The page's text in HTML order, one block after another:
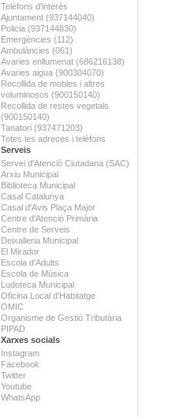
Telèfons d'interès
Ajuntament (937144040)
Policia (937144830)
Emergències (112)
Ambulàncies (061)
Avaries enllumenat (686216138)
Avaries aigua (900304070)
Recollida de mobles i altres
voluminosos (900150140)
Recollida de restes vegetals
(900150140)
Tanatori (937471203)
Totes les adreces i telèfons
Serveis
Servei d'Atenció Ciutadana (SAC)
Arxiu Municipal
Biblioteca Municipal
Casal Catalunya
Casal d'Avis Plaça Major
Centre d'Atenció Primària
Centre de Serveis
Deixalleria Municipal
El Mirador
Escola d'Adults
Escola de Música
Ludoteca Municipal
Oficina Local d'Habitatge
OMIC
Organisme de Gestió Tributària
PIPAD
Xarxes socials
Instagram
Facebook
Twitter
Youtube
WhatsApp